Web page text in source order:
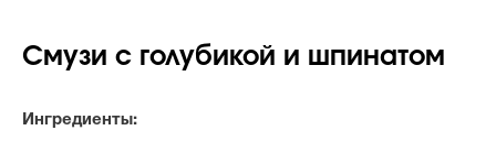
Смузи с голубикой и шпинатом
Ингредиенты: